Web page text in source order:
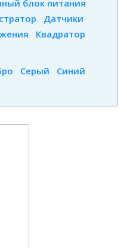
блок питания
Датчики
Квадратор
Серый
Синий